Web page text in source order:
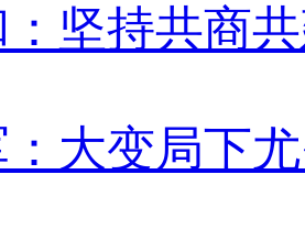
坚持共商
大变局下